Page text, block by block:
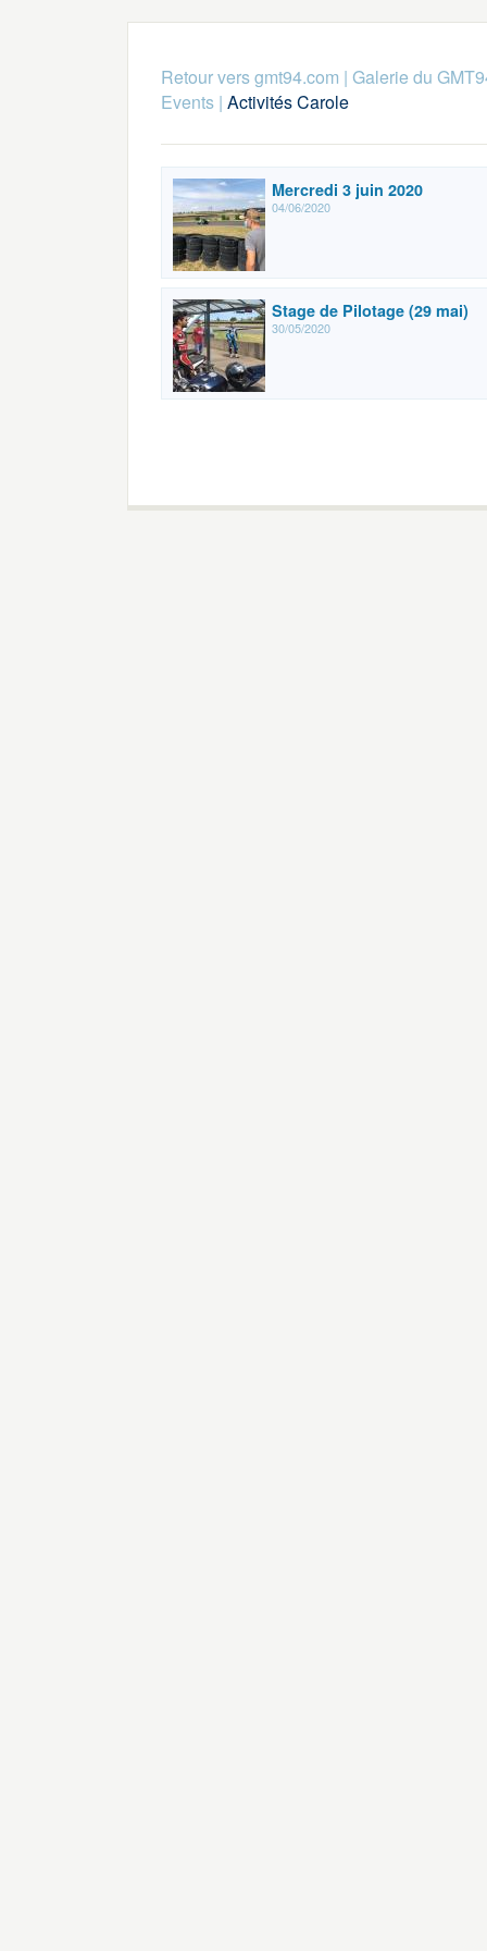
Retour vers gmt94.com | Galerie du
Events| Activités Carole
Mercredi 3 juin 2020
04/06/2020
Stage de Pilotage (29 mai)
30/05/2020